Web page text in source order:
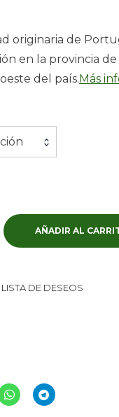
originaria de
en la provincia de
del país.Más
AÑADIR AL
DE DESEOS